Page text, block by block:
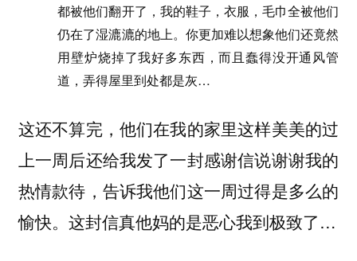
都被他们翻开了，我的鞋子，衣服，毛巾全被他们
仍在了湿漉漉的地上。你更加难以想象他们还竟然
用壁炉烧掉了我好多东西，而且蠢得没开通风管
道，弄得屋里到处都是灰…
这还不算完，他们在我的家里这样美美的过
上一周后还给我发了一封感谢信说谢谢我的
热情款待，告诉我他们这一周过得是多么的
愉快。这封信真他妈的是恶心我到极致了…